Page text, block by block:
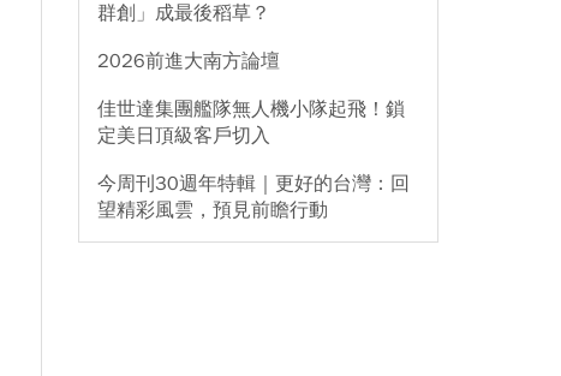
群創」成最後稻草？
2026前進大南方論壇
佳世達集團艦隊無人機小隊起飛！鎖
定美日頂級客戶切入
今周刊30週年特輯｜更好的台灣：回
望精彩風雲，預見前瞻行動